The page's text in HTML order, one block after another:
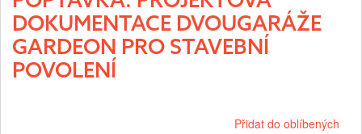
DOKUMENTACE DVOUGARÁŽE
GARDEON PRO STAVEBNÍ
POVOLENÍ
Přidat do oblíbených